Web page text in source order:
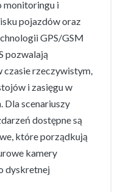
monitoringu i
pojazdów oraz
GPS/GSM
pozwalają
czasie rzeczywistym,
i zasięgu w
Dla scenariuszy
dostępne są
które porządkują
kamery
dyskretnej